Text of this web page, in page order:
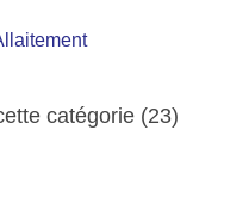
catégorie (23)